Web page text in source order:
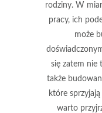
rodziny. W
pracy, ich
może
się zatem nie
także
które
warto